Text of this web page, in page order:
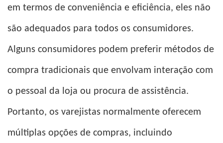
em termos de conveniência e eficiência, eles não
são adequados para todos os consumidores.
Alguns consumidores podem preferir métodos de
compra tradicionais que envolvam interação com
o pessoal da loja ou procura de assistência.
Portanto, os varejistas normalmente oferecem
múltiplas opções de compras, incluindo